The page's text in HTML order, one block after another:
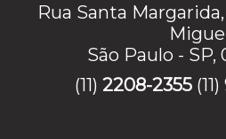
Rua Santa
São Paulo - SP,
(11) 2208-2355 (11)